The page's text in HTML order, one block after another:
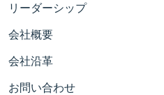
リーダーシップ
会社概要
会社沿革
お問い合わせ